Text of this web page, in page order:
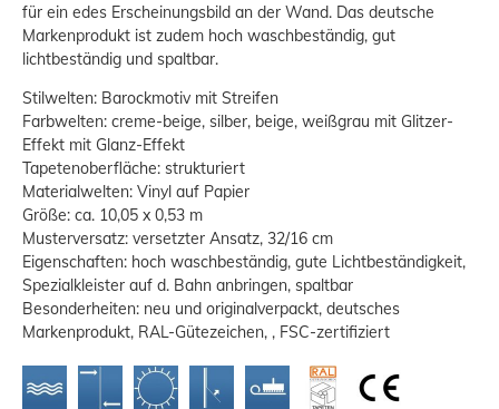
für ein edes Erscheinungsbild an der Wand. Das deutsche
Markenprodukt ist zudem hoch waschbeständig, gut
lichtbeständig und spaltbar.
Stilwelten: Barockmotiv mit Streifen
Farbwelten: creme-beige, silber, beige, weißgrau mit Glitzer-
Effekt mit Glanz-Effekt
Tapetenoberfläche: strukturiert
Materialwelten: Vinyl auf Papier
Größe: ca. 10,05 x 0,53 m
Musterversatz: versetzter Ansatz, 32/16 cm
Eigenschaften: hoch waschbeständig, gute Lichtbeständigkeit,
Spezialkleister auf d. Bahn anbringen, spaltbar
Besonderheiten: neu und originalverpackt, deutsches
Markenprodukt, RAL-Gütezeichen, , FSC-zertifiziert